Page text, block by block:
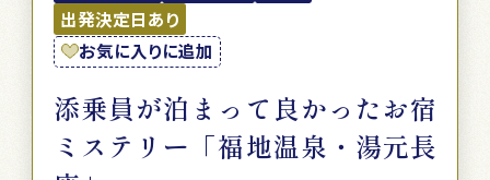
出発決定日あり
お気に入りに追加
添乗員が泊まって良かったお宿
ミステリー「福地温泉・湯元長